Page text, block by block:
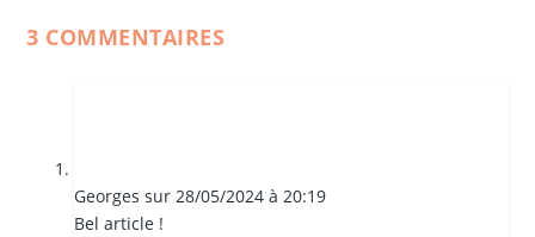
3 COMMENTAIRES
Georges sur 28/05/2024 à 20:19
Bel article !